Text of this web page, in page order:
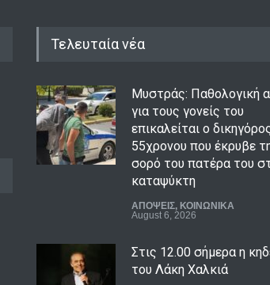
Τελευταία νέα
Μυστράς: Παθολογική
για τους γονείς του
επικαλείται ο
55χρονου που έκρυβε
σορό του πατέρα του
καταψύκτη
ΑΠΟΨΕΙΣ, ΚΟΙΝΩΝΙΚΑ
August 6, 2026
Στις 12.00 σήμερα η
του Λάκη Χαλκιά